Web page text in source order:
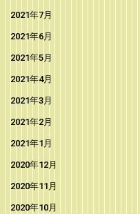
2021年7月
2021年6月
2021年5月
2021年4月
2021年3月
2021年2月
2021年1月
2020年12月
2020年11月
2020年10月